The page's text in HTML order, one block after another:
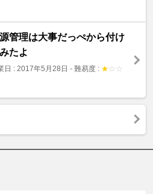
管理は大事だっぺから付け
たよ
日 : 2017年5月28日 - 難易度 : ★ ☆ ☆